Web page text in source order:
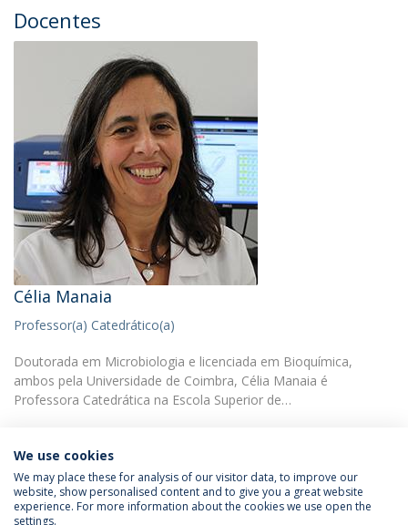
Docentes
Célia Manaia
Professor(a) Catedrático(a)
Doutorada em Microbiologia e licenciada em Bioquímica,
ambos pela Universidade de Coimbra, Célia Manaia é
Professora Catedrática na Escola Superior de…
Política de Privacidade
Termos & Condições
We use cookies
We may place these for analysis of our visitor data, to improve our
website, show personalised content and to give you a great website
experience. For more information about the cookies we use open the
settings.